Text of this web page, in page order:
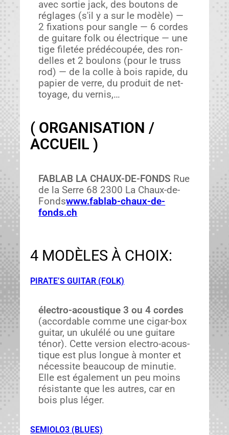
avec sor­tie jack, des bou­tons de
réglages (s'il y a sur le mod­èle) —
2 fix­a­tions pour san­gle — 6 cordes
de gui­tare folk ou élec­trique — une
tige filetée prédé­coupée, des ron­
delles et 2 boulons (pour le truss
rod) — de la colle à bois rapi­de, du
papi­er de verre, du pro­duit de net­
toy­age, du ver­nis,…
( ORGANISATION /
ACCUEIL )
FABLAB LA CHAUX-DE-FONDS Rue
de la Serre 68 2300 La Chaux-de-
Fondswww.fablab-chaux-de-
fonds.ch
4 MODÈLES À CHOIX:
PIRATE’S GUITAR (FOLK)
élec­tro-acous­tique 3 ou 4 cordes
(accord­able comme une cig­ar-box
gui­tar, un ukulélé ou une gui­tare
ténor). Cette ver­sion elec­tro-acous­
tique est plus longue à mon­ter et
néces­site beau­coup de minu­tie.
Elle est égale­ment un peu moins
résis­tante que les autres, car en
bois plus léger.
SEMIOLO3 (BLUES)